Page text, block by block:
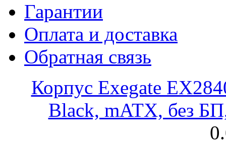
Гарантии
Оплата и доставка
Обратная связь
Корпус Exegate
Black, mATX, без